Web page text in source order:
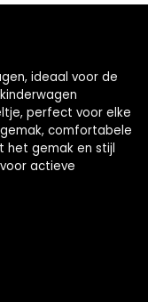
ideaal voor de
perfect voor elke
comfortabele
het gemak en stijl
actieve